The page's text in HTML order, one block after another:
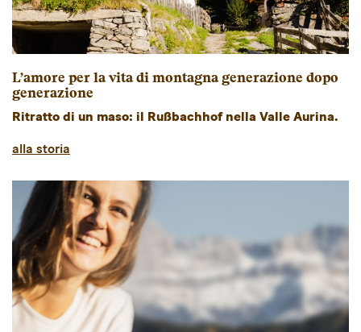
L’amore per la vita di montagna generazione dopo
generazione
Ritratto di un maso: il Rußbachhof nella Valle Aurina.
alla storia